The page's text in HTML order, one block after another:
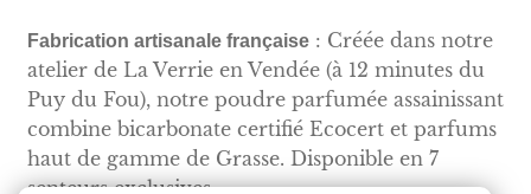
Fabrication artisanale française: Créée dans notre
atelier de La Verrie en Vendée (à 12 minutes du
Puy du Fou), notre poudre parfumée assainissant
combine bicarbonate certifié Ecocert et parfums
haut de gamme de Grasse. Disponible en 7
senteurs exclusives.